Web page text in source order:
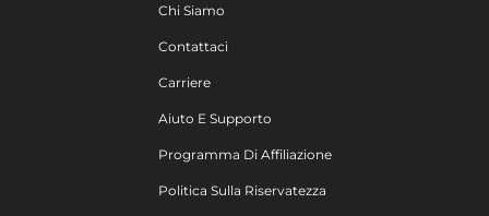
Chi Siamo
Contattaci
Carriere
Aiuto E Supporto
Programma Di Affiliazione
Politica Sulla Riservatezza